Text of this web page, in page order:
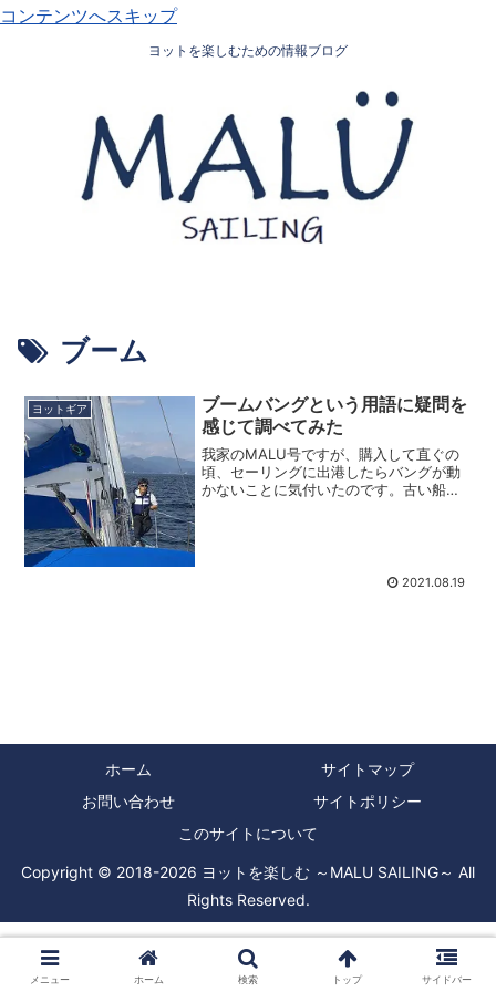
コンテンツへスキップ
ヨットを楽しむための情報ブログ
ブーム
ヨットギア
ブームバングという用語に疑問を
感じて調べてみた
我家のMALU号ですが、購入して直ぐの
頃、セーリングに出港したらバングが動
かないことに気付いたのです。古い船に
2021.08.19
ホーム
サイトマップ
お問い合わせ
サイトポリシー
このサイトについて
Copyright © 2018-2026 ヨットを楽しむ ～MALU SAILING～ All
Rights Reserved.
メニュー ホーム 検索 トップ サイドバー